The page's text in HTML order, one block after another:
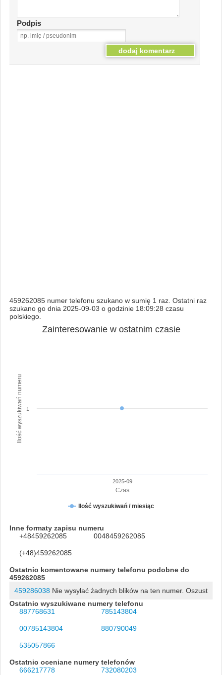
Podpis
459262085 numer telefonu szukano w sumię 1 raz. Ostatni raz
szukano go dnia 2025-09-03 o godzinie 18:09:28 czasu
polskiego.
Czas
Ilość wyszukiwań numeru
Zainteresowanie w ostatnim czasie
Ilość wyszukiwań / miesiąc
2025-09
1
Inne formaty zapisu numeru
+48459262085
0048459262085
(+48)459262085
Ostatnio komentowane numery telefonu podobne do
459262085
459286038Nie wysyłać żadnych blików na ten numer. Oszust
Ostatnio wyszukiwane numery telefonu
887768631
785143804
00785143804 880790049
535057866
Ostatnio oceniane numery telefonów
666217778
732080203